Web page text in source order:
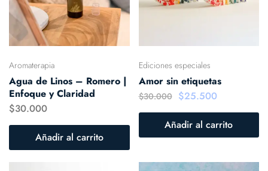
Aromaterapia
Agua de Linos – Romero |
Enfoque y Claridad
$30.000
Añadir al carrito
Ediciones especiales
Amor sin etiquetas
$30.000 $25.500
Añadir al carrito